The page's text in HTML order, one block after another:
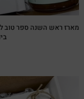
מארז ראש השנה ספר טוב